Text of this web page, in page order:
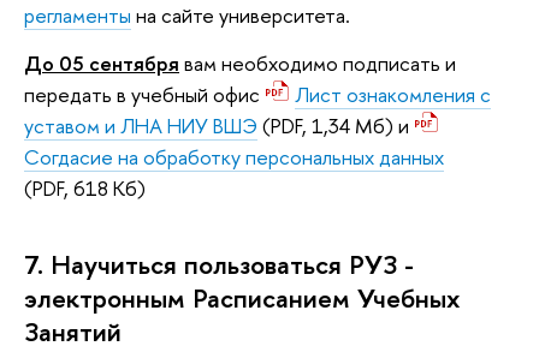
регламенты на сайте университета.
До 05 сентября вам необходимо подписать и
передать в учебный офис
Лист ознакомления с
уставом и ЛНА НИУ ВШЭ (PDF, 1,34 Мб) и
Согдасие на обработку персональных данных
(PDF, 618 Кб)
7. Научиться пользоваться РУЗ -
электронным Расписанием Учебных
Занятий